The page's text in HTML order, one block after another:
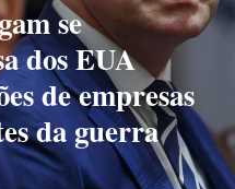
se
dos EUA
de empresas
da guerra